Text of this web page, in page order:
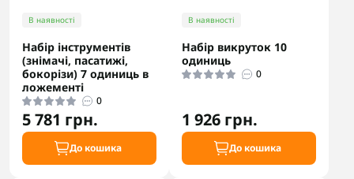
В наявності
Набір інструментів
(знімачі, пасатижі,
бокорізи) 7 одиниць в
ложементі
0
5 781 грн.
До кошика
В наявності
Набір викруток 10
одиниць
0
1 926 грн.
До кошика